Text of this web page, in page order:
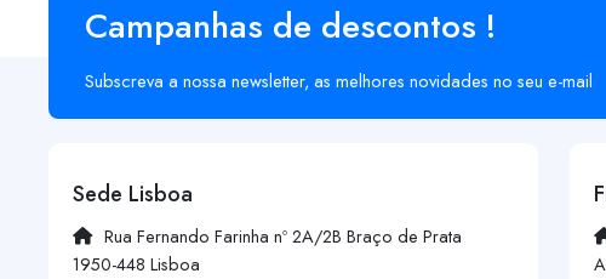
Campanhas de descontos !
Subscreva a nossa newsletter, as melhores novidades no seu e-mail
Sede Lisboa
Rua Fernando Farinha nº 2A/2B Braço de Prata
1950-448 Lisboa